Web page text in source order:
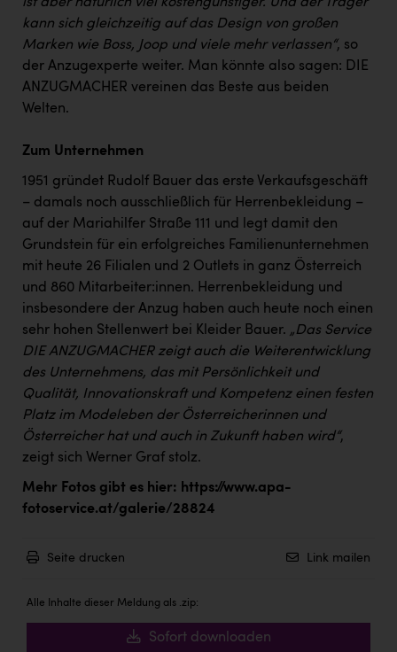
kann sich gleichzeitig auf das Design von großen
Marken wie Boss, Joop und viele mehr verlassen“, so
der Anzugexperte weiter. Man könnte also sagen: DIE
ANZUGMACHER vereinen das Beste aus beiden
Welten.
Zum Unternehmen
1951 gründet Rudolf Bauer das erste Verkaufsgeschäft
– damals noch ausschließlich für Herrenbekleidung –
auf der Mariahilfer Straße 111 und legt damit den
Grundstein für ein erfolgreiches Familienunternehmen
mit heute 26 Filialen und 2 Outlets in ganz Österreich
und 860 Mitarbeiter:innen. Herrenbekleidung und
insbesondere der Anzug haben auch heute noch einen
sehr hohen Stellenwert bei Kleider Bauer. „Das Service
DIE ANZUGMACHER zeigt auch die Weiterentwicklung
des Unternehmens, das mit Persönlichkeit und
Qualität, Innovationskraft und Kompetenz einen festen
Platz im Modeleben der Österreicherinnen und
Österreicher hat und auch in Zukunft haben wird“,
zeigt sich Werner Graf stolz.
Mehr Fotos gibt es hier: https://www.apa-
fotoservice.at/galerie/28824
Seite drucken Link mailen
Alle Inhalte dieser Meldung als .zip:
Sofort downloaden